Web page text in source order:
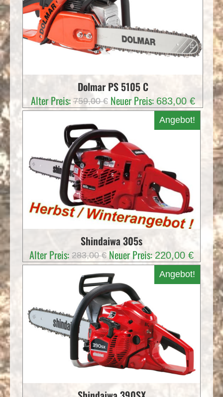
Dolmar PS 5105 C
Alter Preis: 759,00€ Ursprünglicher
Preis
war:
759,00 €
Neuer Preis: 683,00 €
Preis
ist:
Angebot!
Shindaiwa 305s
Alter Preis: 283,00€ Ursprünglicher
Preis
war:
283,00 €
Neuer Preis: 220,00 €
Preis
ist:
Angebot!